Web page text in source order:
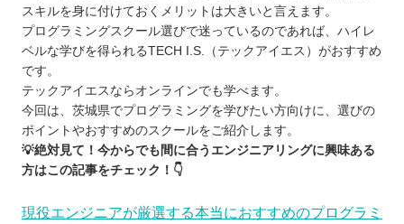
スキルを身に付けておくメリットは大きいと言えます。
プログラミングスクール選びで迷っているのであれば、ハイレ
ベルな学びを得られるTECH I.S.（テックアイエス）がおすすめ
です。
テックアイエスならオンラインでも学べます。
今回は、茨城県でプログラミングを学びたい方向けに、選びの
ポイントやおすすめのスクールをご紹介します。
💡絶対見て！今からでも間に合うエンジニアリングに興味ある
方はこの記事をチェック！👇
現役エンジニアが厳選する本当におすすめのプログラミ